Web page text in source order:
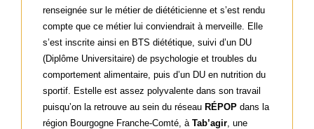
renseignée sur le métier de diététicienne et s’est rendu
compte que ce métier lui conviendrait à merveille. Elle
s’est inscrite ainsi en BTS diététique, suivi d’un DU
(Diplôme Universitaire) de psychologie et troubles du
comportement alimentaire, puis d’un DU en nutrition du
sportif. Estelle est assez polyvalente dans son travail
puisqu’on la retrouve au sein du réseau RÉPOPdans la
région Bourgogne Franche-Comté, à Tab’agir, une